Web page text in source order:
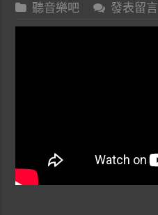
聽音樂吧
發表留言